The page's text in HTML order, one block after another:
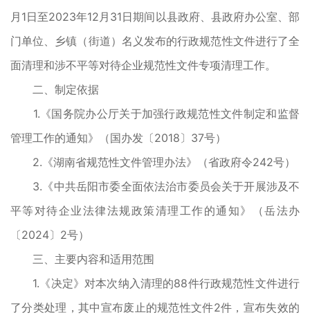
月1日至2023年12月31日期间以县政府、县政府办公室、部
门单位、乡镇（街道）名义发布的行政规范性文件进行了全
面清理和涉不平等对待企业规范性文件专项清理工作。
二、制定依据
1.《国务院办公厅关于加强行政规范性文件制定和监督
管理工作的通知》（国办发〔2018〕37号）
2.《湖南省规范性文件管理办法》（省政府令242号）
3.《中共岳阳市委全面依法治市委员会关于开展涉及不
平等对待企业法律法规政策清理工作的通知》（岳法办
〔2024〕2号）
三、主要内容和适用范围
1.《决定》对本次纳入清理的88件行政规范性文件进行
了分类处理，其中宣布废止的规范性文件2件，宣布失效的